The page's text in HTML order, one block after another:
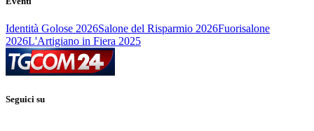
Identità Golose 2026Salone del Risparmio 2026Fuorisalone
2026L'Artigiano in Fiera 2025
Seguici su